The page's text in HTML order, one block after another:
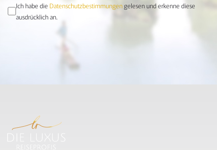
Ich habe die Datenschutzbestimmungengelesen und erkenne diese
ausdrücklich an.